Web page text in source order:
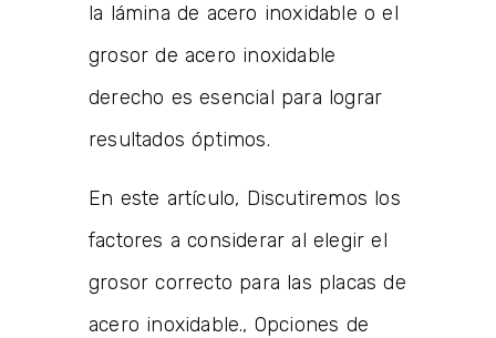
la lámina de acero inoxidable o el
grosor de acero inoxidable
derecho es esencial para lograr
resultados óptimos.
En este artículo, Discutiremos los
factores a considerar al elegir el
grosor correcto para las placas de
acero inoxidable., Opciones de